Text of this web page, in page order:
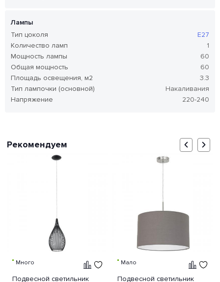
Лампы
Тип цоколя
E27
Количество ламп
1
Мощность лампы
60
Общая мощность
60
Площадь освещения, м2
3.3
Тип лампочки (основной)
Накаливания
Напряжение
220-240
Рекомендуем
Много
Подвесной светильник
Мало
Подвесной светильник